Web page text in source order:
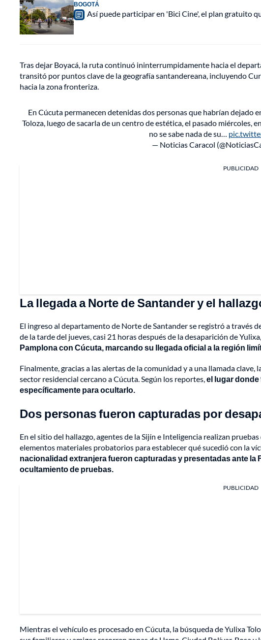
BOGOTÁ
Así puede participar en 'Bici Cine', el plan gratuito
Tras dejar Boyacá, la ruta continuó ininterrumpidamente hacia el
transitó por puntos clave de la geografía santandereana, incluyendo
hacia la zona fronteriza.
En Cúcuta permanecen detenidas dos personas que habrían dejado
Toloza, luego de sacarla de un centro de estética, el pasado miércoles,
no se sabe nada de su…
— Noticias Caracol
PUBLICIDAD
La llegada a Norte de Santander y el
El ingreso al departamento de Norte de Santander se registró a través
de la tarde del jueves, casi 21 horas después de la desaparición de Yulixa,
Pamplona con Cúcuta, marcando su llegada oficial a la región
Finalmente, gracias a las alertas de la comunidad y a una llamada
sector residencial cercano a Cúcuta. Según los reportes,el lugar
específicamente para ocultarlo.
Dos personas fueron capturadas por
En el sitio del hallazgo, agentes de la Sijín e Inteligencia realizan
elementos materiales probatorios para establecer qué sucedió con la
nacionalidad extranjera fueron capturadas y presentadas ante
ocultamiento de pruebas.
PUBLICIDAD
Mientras el vehículo es procesado en Cúcuta, la búsqueda de Yulixa